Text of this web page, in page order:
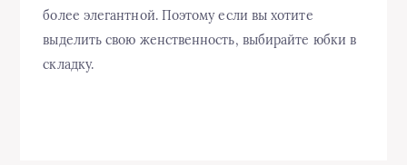
более элегантной. Поэтому если вы хотите
выделить свою женственность, выбирайте юбки в
складку.